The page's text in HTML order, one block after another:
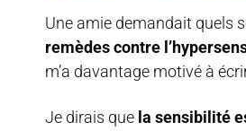
Une amie demandait quels
remèdes contre
m’a davantage motivé à
Je dirais que la sensibilité